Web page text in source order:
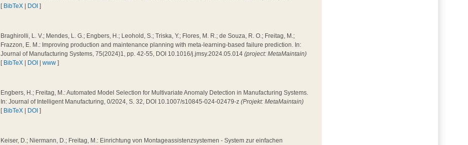
[ BibTeX DOI ]
Braghirolli, L. V.; Mendes, L. G.; Engbers, H.; Leohold, S.; Triska, Y.; Flores, M. R.; de Souza, R. O.; Freitag, M.;
Frazzon, E. M.: Improving production and maintenance planning with meta-learning-based failure prediction. In:
Journal of Manufacturing Systems, 75(2024)1, pp. 42-55, DOI 10.1016/j.jmsy.2024.05.014(project: MetaMaintain)
[ BibTeX DOI |www ]
Engbers, H.; Freitag, M.: Automated Model Selection for Multivariate Anomaly Detection in Manufacturing Systems.
In: Journal of Intelligent Manufacturing, 0/2024, S. 32, DOI 10.1007/s10845-024-02479-z(Projekt: MetaMaintain)
[ BibTeX DOI ]
Keiser, D.; Niermann, D.; Freitag, M.: Einrichtung von Montageassistenzsystemen - System zur einfachen